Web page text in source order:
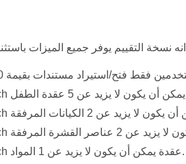
Each عقدة يمكن أن يكون لا يزيد عن 1 المواد.